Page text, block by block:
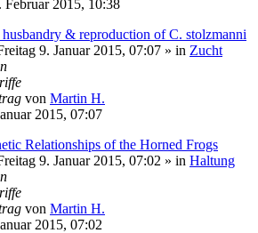
Februar 2015, 10:38
& reproduction of C. stolzmanni
9. Januar 2015, 07:07 » in Zucht
von Martin H.
2015, 07:07
Relationships of the Horned Frogs
9. Januar 2015, 07:02 » in Haltung
von Martin H.
2015, 07:02